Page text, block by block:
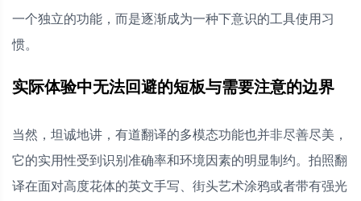
一个独立的功能，而是逐渐成为一种下意识的工具使用习
惯。
实际体验中无法回避的短板与需要注意的边界
当然，坦诚地讲，有道翻译的多模态功能也并非尽善尽美，
它的实用性受到识别准确率和环境因素的明显制约。拍照翻
译在面对高度花体的英文手写、街头艺术涂鸦或者带有强光